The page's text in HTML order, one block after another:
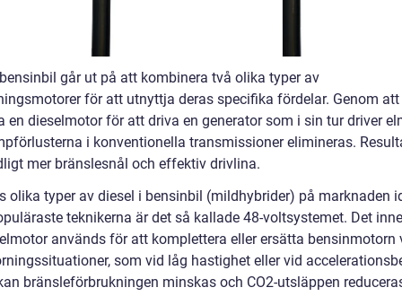
går ut på att kombinera två olika typer av
för att utnyttja deras specifika fördelar. Genom att
en dieselmotor för att driva en generator som i sin tur driver
i konventionella transmissioner elimineras.
mer bränslesnål och effektiv drivlina.
olika typer av diesel i bensinbil (mildhybrider) på marknaden
teknikerna är det så kallade 48-voltsystemet. Det
används för att komplettera eller ersätta bensinmotorn
som vid låg hastighet eller vid
bränsleförbrukningen minskas och CO2-utsläppen